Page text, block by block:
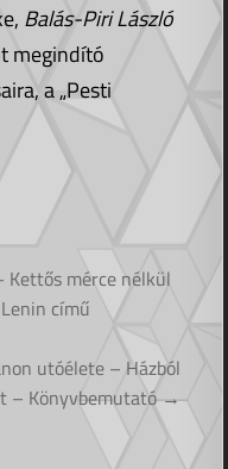
Balás-Piri László
megindító
a „Pesti
Kettős mérce nélkül
című
utóélete – Házból
– Könyvbemutató →